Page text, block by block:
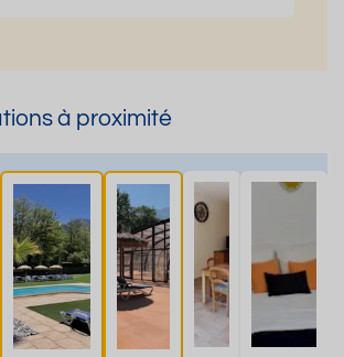
à proximité